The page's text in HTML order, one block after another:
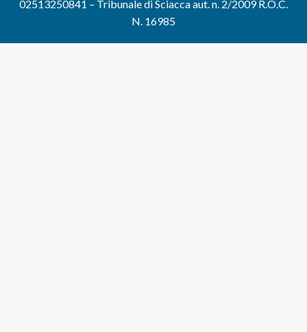
02513250841 – Tribunale di Sciacca aut. n. 2/2009 R.O.C.
N. 16985